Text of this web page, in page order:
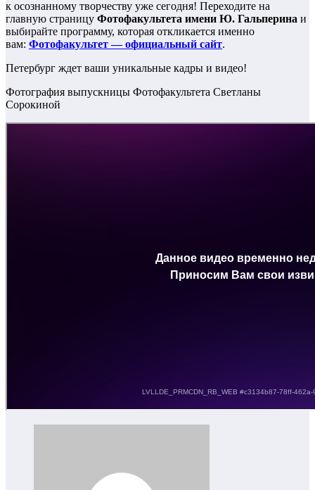
к осознанному творчеству уже сегодня! Переходите на
главную страницу Фотофакультета имени Ю. Гальперина и
выбирайте программу, которая откликается именно
вам: Фотофакультет — официальный сайт.
Петербург ждет ваши уникальные кадры и видео!
Фотография выпускницы Фотофакультета Светланы
Сорокиной